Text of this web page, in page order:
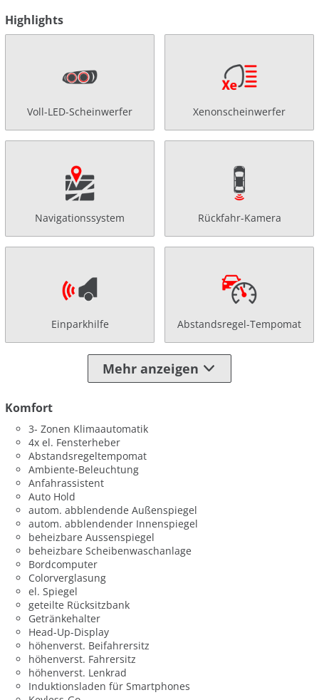
Highlights
Voll-LED-Scheinwerfer Xenonscheinwerfer
Navigationssystem Rückfahr-Kamera
Einparkhilfe Abstandsregel-Tempomat
Mehr anzeigen
Komfort
3- Zonen Klimaautomatik
4x el. Fensterheber
Abstandsregeltempomat
Ambiente-Beleuchtung
Anfahrassistent
Auto Hold
autom. abblendende Außenspiegel
autom. abblendender Innenspiegel
beheizbare Aussenspiegel
beheizbare Scheibenwaschanlage
Bordcomputer
Colorverglasung
el. Spiegel
geteilte Rücksitzbank
Getränkehalter
Head-Up-Display
höhenverst. Beifahrersitz
höhenverst. Fahrersitz
höhenverst. Lenkrad
Induktionsladen für Smartphones